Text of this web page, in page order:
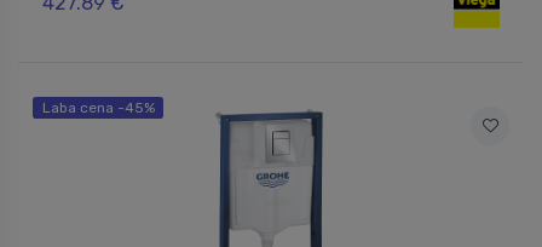
Laba cena -45%